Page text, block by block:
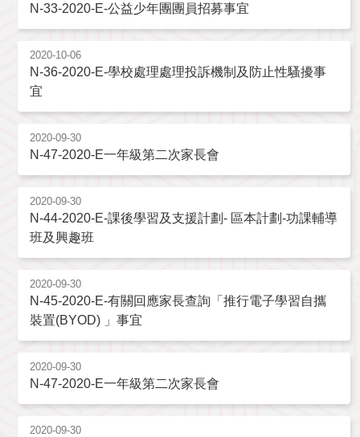
N-33-2020-E-公益少年團團員招募事宜
2020-10-06
N-36-2020-E-學校處理處理投訴機制及防止性騷擾事
宜
2020-09-30
N-47-2020-E一年級第二次家長會
2020-09-30
N-44-2020-E-課後學習及支援計劃- 區本計劃-功課輔導
班及興趣班
2020-09-30
N-45-2020-E-有關回應家長查詢「推行電子學習自攜
裝置(BYOD) 」事宜
2020-09-30
N-47-2020-E一年級第二次家長會
2020-09-30